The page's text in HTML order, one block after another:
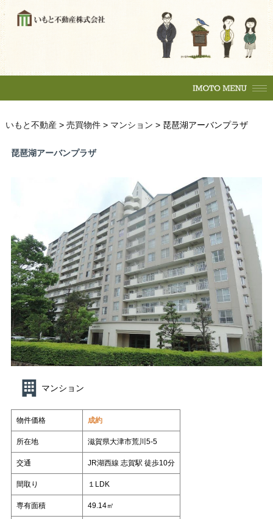
購入の流れ
マンション
土地
住居
テナント
事務所
不動産
なんでも相談
会社案内
いもとスタイル
会社概要
スタッフ紹介
いもとの仲間たち
コラム
日々、不動産
管理業って面白い
売買物件
一戸建
テナント
事務所
収益物件
駐車場
各種相談
売却相談
（査定依頼）
不動産
なんでも相談
賃貸管理
会社案内
いもとスタイル
スタッフ紹介
コラム
日々、不動産
いもと不動産> 売買物件> マンション > 琵琶湖アーバンプラザ
琵琶湖アーバンプラザ
マンション
物件価格 成約
所在地 滋賀県大津市荒川5-5
交通 JR湖西線 志賀駅 徒歩10分
間取り １LDK
専有面積 49.14㎡